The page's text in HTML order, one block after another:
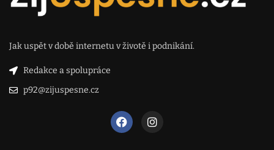
Jak uspět v době internetu v životě i podnikání.
Redakce a spolupráce
p92@zijuspesne.cz